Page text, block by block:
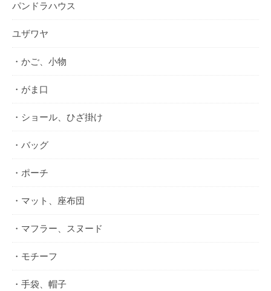
パンドラハウス
ユザワヤ
・かご、小物
・がま口
・ショール、ひざ掛け
・バッグ
・ポーチ
・マット、座布団
・マフラー、スヌード
・モチーフ
・手袋、帽子